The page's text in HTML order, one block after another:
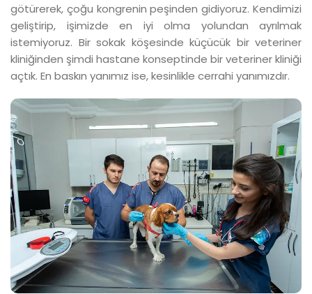
götürerek, çoğu kongrenin peşinden gidiyoruz. Kendimizi
geliştirip, işimizde en iyi olma yolundan ayrılmak
istemiyoruz. Bir sokak köşesinde küçücük bir veteriner
kliniğinden şimdi hastane konseptinde bir veteriner kliniği
açtık. En baskın yanımız ise, kesinlikle cerrahi yanımızdır.